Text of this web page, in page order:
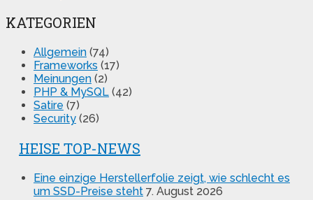
KATEGORIEN
Allgemein (74)
Frameworks (17)
Meinungen (2)
PHP & MySQL (42)
Satire (7)
Security (26)
HEISE TOP-NEWS
Eine einzige Herstellerfolie zeigt, wie schlecht es
um SSD-Preise steht 7. August 2026